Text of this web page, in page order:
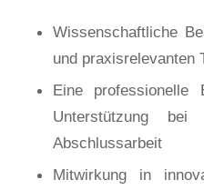
Wissenschaftliche
und praxisrelevanten
Eine professionelle
Unterstützung
Abschlussarbeit
Mitwirkung in